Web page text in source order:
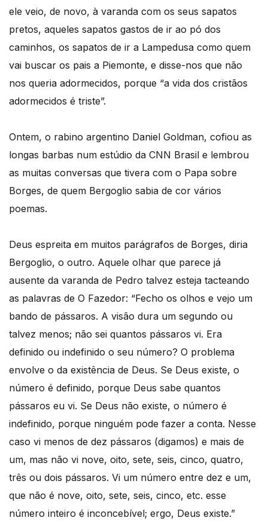
ele veio, de novo, à varanda com os seus sapatos
pretos, aqueles sapatos gastos de ir ao pó dos
caminhos, os sapatos de ir a Lampedusa como quem
vai buscar os pais a Piemonte, e disse-nos que não
nos queria adormecidos, porque “a vida dos cristãos
adormecidos é triste”.
Ontem, o rabino argentino Daniel Goldman, cofiou as
longas barbas num estúdio da CNN Brasil e lembrou
as muitas conversas que tivera com o Papa sobre
Borges, de quem Bergoglio sabia de cor vários
poemas.
Deus espreita em muitos parágrafos de Borges, diria
Bergoglio, o outro. Aquele olhar que parece já
ausente da varanda de Pedro talvez esteja tacteando
as palavras de O Fazedor: “Fecho os olhos e vejo um
bando de pássaros. A visão dura um segundo ou
talvez menos; não sei quantos pássaros vi. Era
definido ou indefinido o seu número? O problema
envolve o da existência de Deus. Se Deus existe, o
número é definido, porque Deus sabe quantos
pássaros eu vi. Se Deus não existe, o número é
indefinido, porque ninguém pode fazer a conta. Nesse
caso vi menos de dez pássaros (digamos) e mais de
um, mas não vi nove, oito, sete, seis, cinco, quatro,
três ou dois pássaros. Vi um número entre dez e um,
que não é nove, oito, sete, seis, cinco, etc. esse
número inteiro é inconcebível; ergo, Deus existe.”